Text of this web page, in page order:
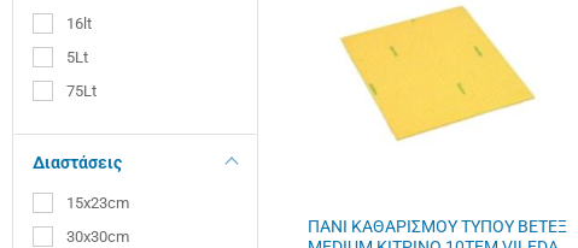
Ροζ
16lt
5Lt
75Lt
Διαστάσεις
15x23cm
30x30cm
ΠΑΝΙ ΚΑΘΑΡΙΣΜΟΥ ΤΥΠΟΥ ΒΕΤΕΞ